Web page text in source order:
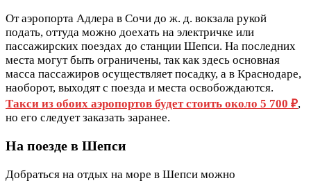
От аэропорта Адлера в Сочи до ж. д. вокзала рукой
подать, оттуда можно доехать на электричке или
пассажирских поездах до станции Шепси. На последних
места могут быть ограничены, так как здесь основная
масса пассажиров осуществляет посадку, а в Краснодаре,
наоборот, выходят с поезда и места освобождаются.
Такси из обоих аэропортов будет стоить около 5 700 ₽,
но его следует заказать заранее.
На поезде в Шепси
Добраться на отдых на море в Шепси можно